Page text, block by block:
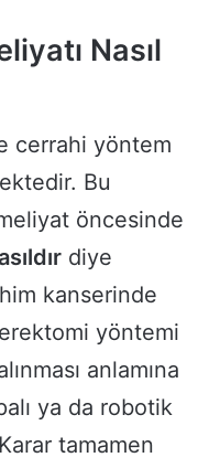
Nasıl
cerrahi yöntem
Bu
öncesinde
diye
kanserinde
yöntemi
anlamına
ya da robotik
tamamen